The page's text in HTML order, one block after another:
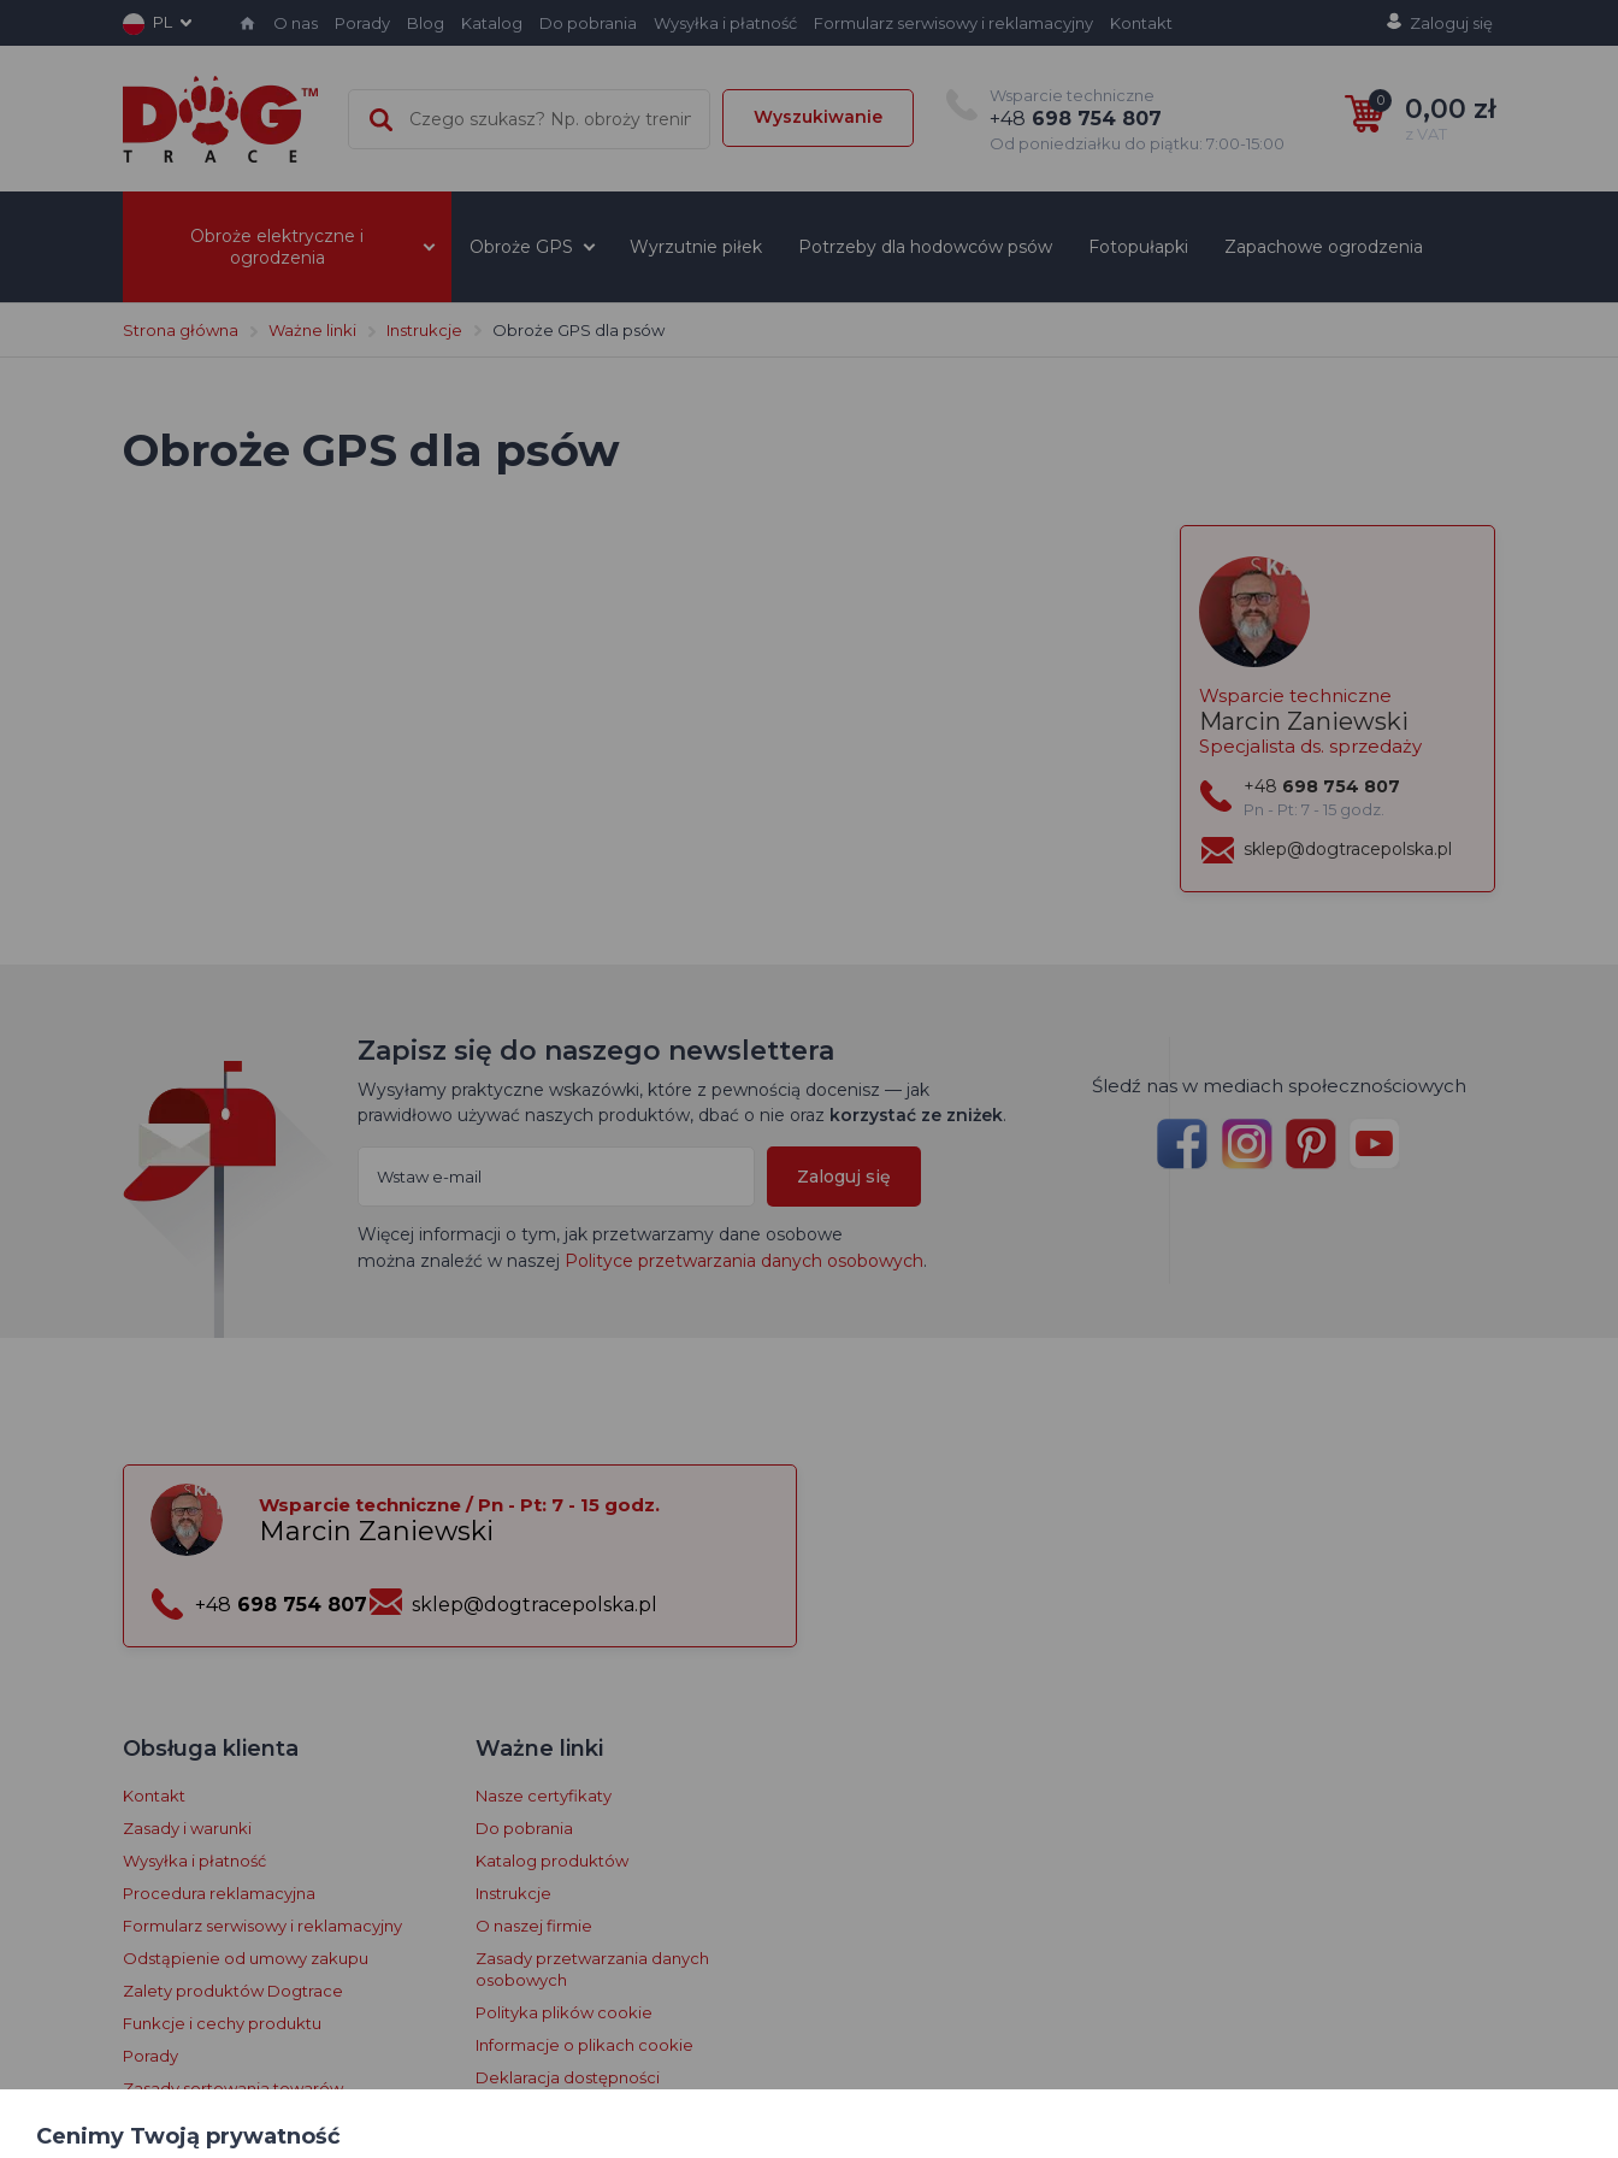
PL O nas Porady Blog Katalog Do pobrania Wysyłka i płatność Formularz serwisowy i reklamacyjny Kontakt Zaloguj się
Wyszukiwanie
Wsparcie techniczne
+48 698 754 807
Od poniedziałku do piątku: 7:00-15:00
0 0,00 zł
z VAT
Obroże elektryczne i
ogrodzenia
Obroże GPS Wyrzutnie piłek Potrzeby dla hodowców psów Fotopułapki Zapachowe ogrodzenia
Strona główna Ważne linki Instrukcje Obroże GPS dla psów
Obroże GPS dla psów
Wsparcie techniczne
Marcin Zaniewski
Specjalista ds. sprzedaży
+48 698 754 807
Pn - Pt: 7 - 15 godz.
sklep@dogtracepolska.pl
Zapisz się do naszego newslettera
Wysyłamy praktyczne wskazówki, które z pewnością docenisz — jak
prawidłowo używać naszych produktów, dbać o nie oraz korzystać ze zniżek.
Zaloguj się
Więcej informacji o tym, jak przetwarzamy dane osobowe
można znaleźć w naszej Polityce przetwarzania danych osobowych.
Śledź nas w mediach społecznościowych
Wsparcie techniczne / Pn - Pt: 7 - 15 godz.
Marcin Zaniewski
+48 698 754 807 sklep@dogtracepolska.pl
Obsługa klienta
Kontakt
Zasady i warunki
Wysyłka i płatność
Procedura reklamacyjna
Formularz serwisowy i reklamacyjny
Odstąpienie od umowy zakupu
Zalety produktów Dogtrace
Funkcje i cechy produktu
Porady
Zasady sortowania towarów
Ważne linki
Nasze certyfikaty
Do pobrania
Katalog produktów
Instrukcje
O naszej firmie
Zasady przetwarzania danych
osobowych
Polityka plików cookie
Informacje o plikach cookie
Deklaracja dostępności
Cenimy Twoją prywatność